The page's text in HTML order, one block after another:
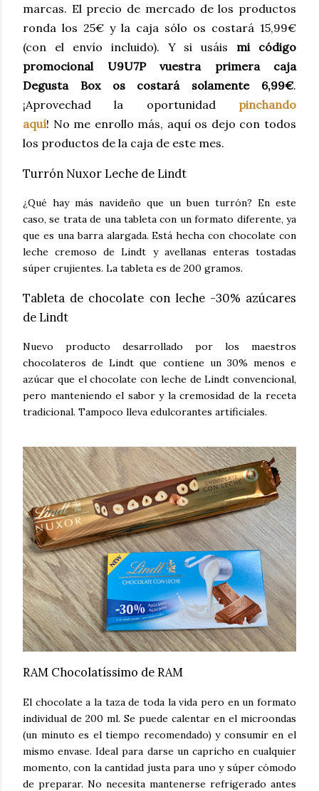
marcas. El precio de mercado de los productos
ronda los 25€ y la caja sólo os costará 15,99€
(con el envío incluido). Y si usáis mi código
promocional U9U7P vuestra primera caja
Degusta Box os costará solamente 6,99€.
¡Aprovechad la oportunidad pinchando
aquí! No me enrollo más, aquí os dejo con todos
los productos de la caja de este mes.
Turrón Nuxor Leche de Lindt
¿Qué hay más navideño que un buen turrón? En este
caso, se trata de una tableta con un formato diferente, ya
que es una barra alargada. Está hecha con chocolate con
leche cremoso de Lindt y avellanas enteras tostadas
súper crujientes. La tableta es de 200 gramos.
Tableta de chocolate con leche -30% azúcares
de Lindt
Nuevo producto desarrollado por los maestros
chocolateros de Lindt que contiene un 30% menos e
azúcar que el chocolate con leche de Lindt convencional,
pero manteniendo el sabor y la cremosidad de la receta
tradicional. Tampoco lleva edulcorantes artificiales.
RAM Chocolatíssimo de RAM
El chocolate a la taza de toda la vida pero en un formato
individual de 200 ml. Se puede calentar en el microondas
(un minuto es el tiempo recomendado) y consumir en el
mismo envase. Ideal para darse un capricho en cualquier
momento, con la cantidad justa para uno y súper cómodo
de preparar. No necesita mantenerse refrigerado antes